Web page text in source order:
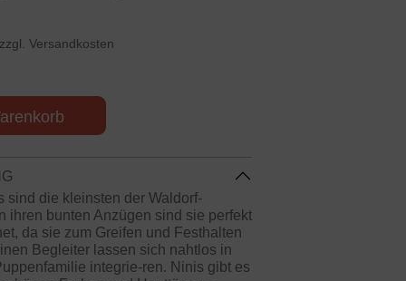
Versandkosten
sind die kleinsten der Waldorf-
ihren bunten Anzügen sind sie perfekt
da sie zum Greifen und Festhalten
Begleiter lassen sich nahtlos in
integrie-ren. Ninis gibt es